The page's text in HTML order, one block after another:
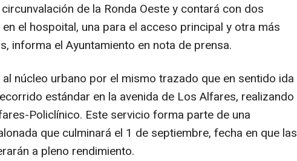
de la Ronda Oeste y contará con dos
el hospoital, una para el acceso principal y otra más
informa el Ayuntamiento en nota de prensa.
al núcleo urbano por el mismo trazado que en sentido ida
estándar en la avenida de Los Alfares, realizando
Policlínico. Este servicio forma parte de una
que culminará el 1 de septiembre, fecha en que las
a pleno rendimiento.